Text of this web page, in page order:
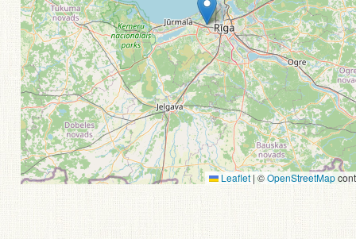
Leaflet | ©OpenStreetMap